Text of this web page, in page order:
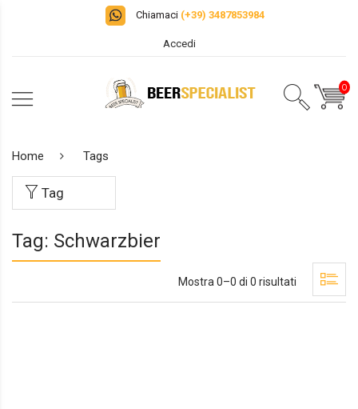
Chiamaci (+39) 3487853984
Accedi
0
Home Tags
Tag
Tag: Schwarzbier
Mostra 0–0 di 0 risultati